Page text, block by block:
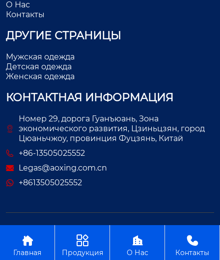
О Нас
Контакты
ДРУГИЕ СТРАНИЦЫ
Мужская одежда
Детская одежда
Женская одежда
КОНТАКТНАЯ ИНФОРМАЦИЯ
Номер 29, дорога Гуанъюань, Зона
экономического развития, Цзиньцзян, город
Цюаньчжоу, провинция Фуцзянь, Китай
+86-13505025552
Legas@aoxing.com.cn
+8613505025552

Главная

Продукция

О Нас

Контакты